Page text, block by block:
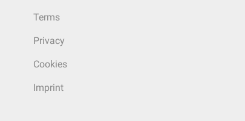
Terms
Privacy
Cookies
Imprint